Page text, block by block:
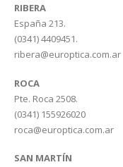
RIBERA
España 213.
(0341) 4409451.
ribera@europtica.com.ar
ROCA
Pte. Roca 2508.
(0341) 155926020
roca@europtica.com.ar
SAN MARTÍN